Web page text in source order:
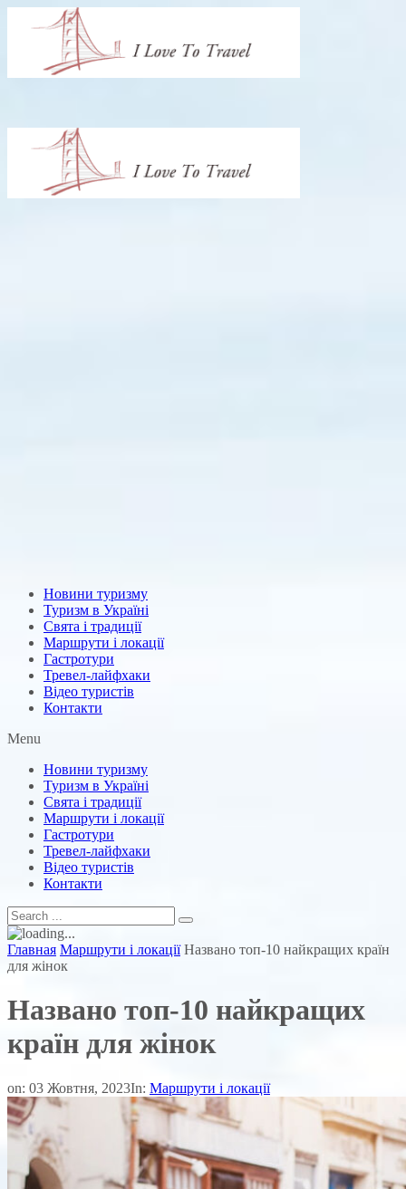
Новини туризму
Туризм в Україні
Свята і традиції
Маршрути і локації
Гастротури
Тревел-лайфхаки
Відео туристів
Контакти
Menu
Новини туризму
Туризм в Україні
Свята і традиції
Маршрути і локації
Гастротури
Тревел-лайфхаки
Відео туристів
Контакти
Главная Маршрути і локації Названо топ-10 найкращих країн
для жінок
Названо топ-10 найкращих
країн для жінок
on: 03 Жовтня, 2023In: Маршрути і локації